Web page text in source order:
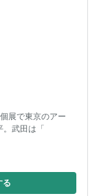
展で東京のアー
。武田は「
る